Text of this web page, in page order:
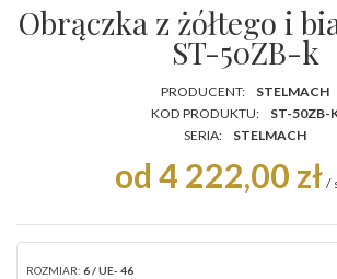
Obrączka z żółtego i
ST-50ZB-k
PRODUCENT:
STELMACH
KOD PRODUKTU:
ST-50ZB-
SERIA:
STELMACH
od 4 222,00 zł /
ROZMIAR: 6 / UE- 46